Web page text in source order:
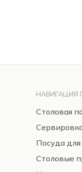
НАВИГАЦИЯ
Столовая
Посуда
Столовые